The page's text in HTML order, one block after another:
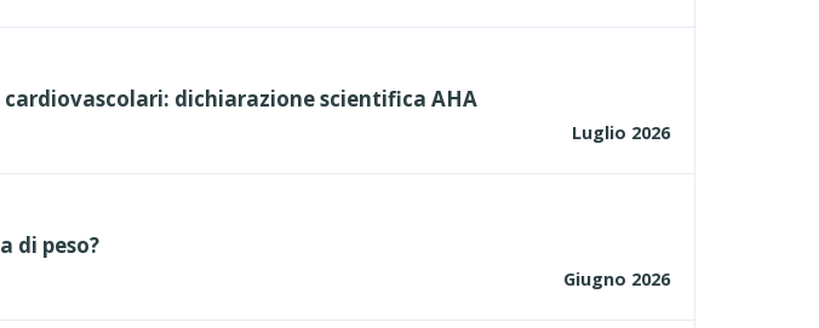
dichiarazione scientifica AHA
Luglio 2026
di peso?
Giugno 2026